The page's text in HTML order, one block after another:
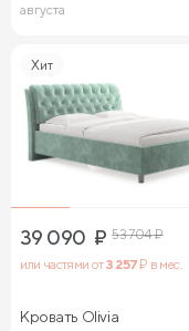
августа
Хит
39 090 ₽ 53 704₽
или частями от3 257₽ в мес.
Кровать Olivia